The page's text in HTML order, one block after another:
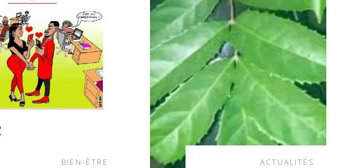
BIEN-ÊTRE ACTUALITÉS